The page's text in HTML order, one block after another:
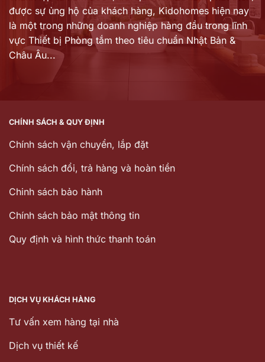
được sự ủng hộ của khách hàng, Kidohomes hiện nay
là một trong những doanh nghiệp hàng đầu trong lĩnh
vực Thiết bị Phòng tắm theo tiêu chuẩn Nhật Bản &
Châu Âu...
CHÍNH SÁCH & QUY ĐỊNH
Chính sách vận chuyển, lắp đặt
Chính sách đổi, trả hàng và hoàn tiền
Chinh sách bảo hành
Chính sách bảo mật thông tin
Quy định và hình thức thanh toán
DỊCH VỤ KHÁCH HÀNG
Tư vấn xem hàng tại nhà
Dịch vụ thiết kế